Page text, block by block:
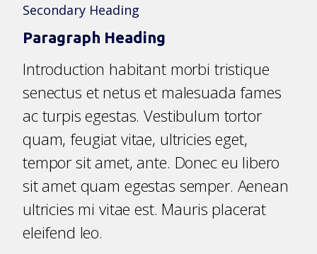
Secondary Heading
Paragraph Heading
Introduction habitant morbi tristique
senectus et netus et malesuada fames
ac turpis egestas. Vestibulum tortor
quam, feugiat vitae, ultricies eget,
tempor sit amet, ante. Donec eu libero
sit amet quam egestas semper. Aenean
ultricies mi vitae est. Mauris placerat
eleifend leo.